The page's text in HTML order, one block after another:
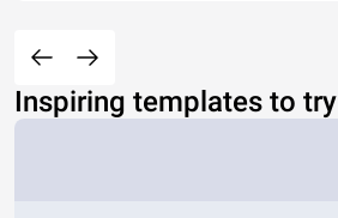
Inspiring templates to try